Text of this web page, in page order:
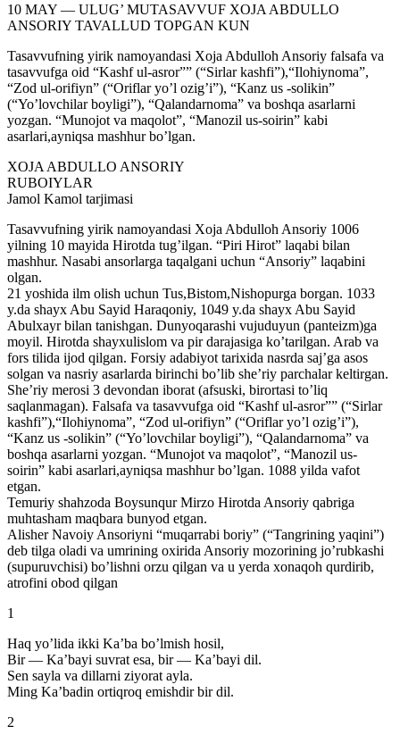
10 MAY — ULUG’ MUTASAVVUF XOJA ABDULLO
ANSORIY TAVALLUD TOPGAN KUN
Tasavvufning yirik namoyandasi Xoja Abdulloh Ansoriy falsafa va
tasavvufga oid “Kashf ul-asror”” (“Sirlar kashfi”),“Ilohiynoma”,
“Zod ul-orifiyn” (“Oriflar yo’l ozig’i”), “Kanz us -solikin”
(“Yo’lovchilar boyligi”), “Qalandarnoma” va boshqa asarlarni
yozgan. “Munojot va maqolot”, “Manozil us-soirin” kabi
asarlari,ayniqsa mashhur bo’lgan.
XOJA ABDULLO ANSORIY
RUBOIYLAR
Jamol Kamol tarjimasi
Tasavvufning yirik namoyandasi Xoja Abdulloh Ansoriy 1006
yilning 10 mayida Hirotda tug’ilgan. “Piri Hirot” laqabi bilan
mashhur. Nasabi ansorlarga taqalgani uchun “Ansoriy” laqabini
olgan.
21 yoshida ilm olish uchun Tus,Bistom,Nishopurga borgan. 1033
y.da shayx Abu Sayid Haraqoniy, 1049 y.da shayx Abu Sayid
Abulxayr bilan tanishgan. Dunyoqarashi vujuduyun (panteizm)ga
moyil. Hirotda shayxulislom va pir darajasiga ko’tarilgan. Arab va
fors tilida ijod qilgan. Forsiy adabiyot tarixida nasrda saj’ga asos
solgan va nasriy asarlarda birinchi bo’lib she’riy parchalar keltirgan.
She’riy merosi 3 devondan iborat (afsuski, birortasi to’liq
saqlanmagan). Falsafa va tasavvufga oid “Kashf ul-asror”” (“Sirlar
kashfi”),“Ilohiynoma”, “Zod ul-orifiyn” (“Oriflar yo’l ozig’i”),
“Kanz us -solikin” (“Yo’lovchilar boyligi”), “Qalandarnoma” va
boshqa asarlarni yozgan. “Munojot va maqolot”, “Manozil us-
soirin” kabi asarlari,ayniqsa mashhur bo’lgan. 1088 yilda vafot
etgan.
Temuriy shahzoda Boysunqur Mirzo Hirotda Ansoriy qabriga
muhtasham maqbara bunyod etgan.
Alisher Navoiy Ansoriyni “muqarrabi boriy” (“Tangrining yaqini”)
deb tilga oladi va umrining oxirida Ansoriy mozorining jo’rubkashi
(supuruvchisi) bo’lishni orzu qilgan va u yerda xonaqoh qurdirib,
atrofini obod qilgan
1
Haq yo’lida ikki Ka’ba bo’lmish hosil,
Bir — Ka’bayi suvrat esa, bir — Ka’bayi dil.
Sen sayla va dillarni ziyorat ayla.
Ming Ka’badin ortiqroq emishdir bir dil.
2